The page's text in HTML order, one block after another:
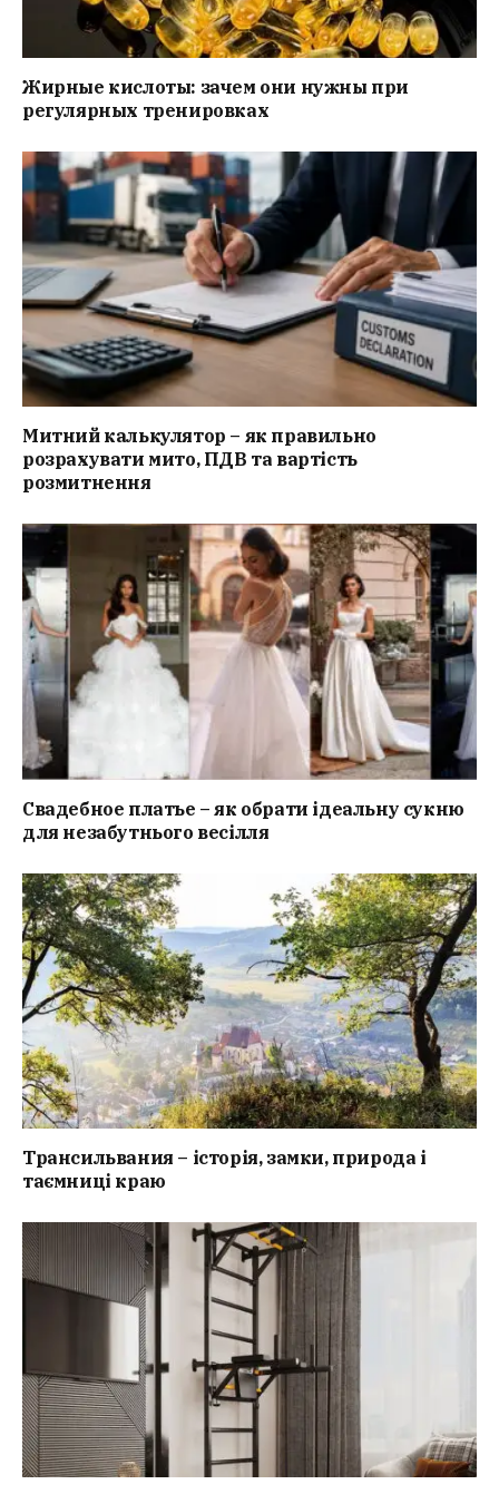
Жирные кислоты: зачем они нужны при
регулярных тренировках
Митний калькулятор – як правильно
розрахувати мито, ПДВ та вартість
розмитнення
Свадебное платье – як обрати ідеальну сукню
для незабутнього весілля
Трансильвания – історія, замки, природа і
таємниці краю